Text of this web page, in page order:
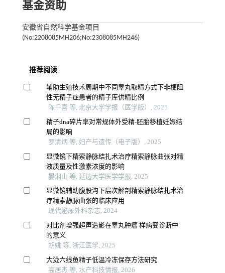
基金资助
安徽省自然科学基金项目
(No:2208085MH206;No:2308085MH246)